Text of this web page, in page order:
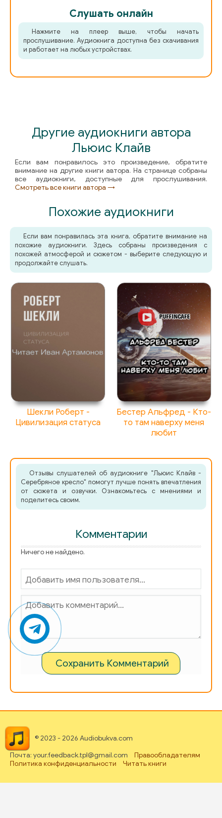
Слушать онлайн
Нажмите на плеер выше, чтобы начать
прослушивание. Аудиокнига доступна без скачивания
и работает на любых устройствах.
Другие аудиокниги автора
Льюис Клайв
Если вам понравилось это произведение, обратите
внимание на другие книги автора. На странице собраны
все аудиокниги, доступные для прослушивания.
Смотреть все книги автора →
Похожие аудиокниги
Если вам понравилась эта книга, обратите внимание на
похожие аудиокниги. Здесь собраны произведения с
похожей атмосферой и сюжетом - выберите следующую и
продолжайте слушать.
Шекли Роберт -
Цивилизация статуса
Бестер Альфред - Кто-
то там наверху меня
любит
Отзывы слушателей об аудиокниге "Льюис Клайв -
Серебряное кресло" помогут лучше понять впечатления
от сюжета и озвучки. Ознакомьтесь с мнениями и
поделитесь своим.
Комментарии
Ничего не найдено.
Сохранить Комментарий
© 2023 - 2026 Audiobukva.com
Почта: your.feedback.tpl@gmail.com
Правообладателям
Политика конфиденциальности
Читать книги